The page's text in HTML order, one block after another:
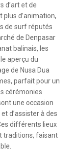
d’art et de
d’animation,
de surf réputés
de Denpasar
balinais, les
aperçu du
de Nusa Dua
parfait pour un
cérémonies
une occasion
d’assister à des
différents lieux
traditions, faisant